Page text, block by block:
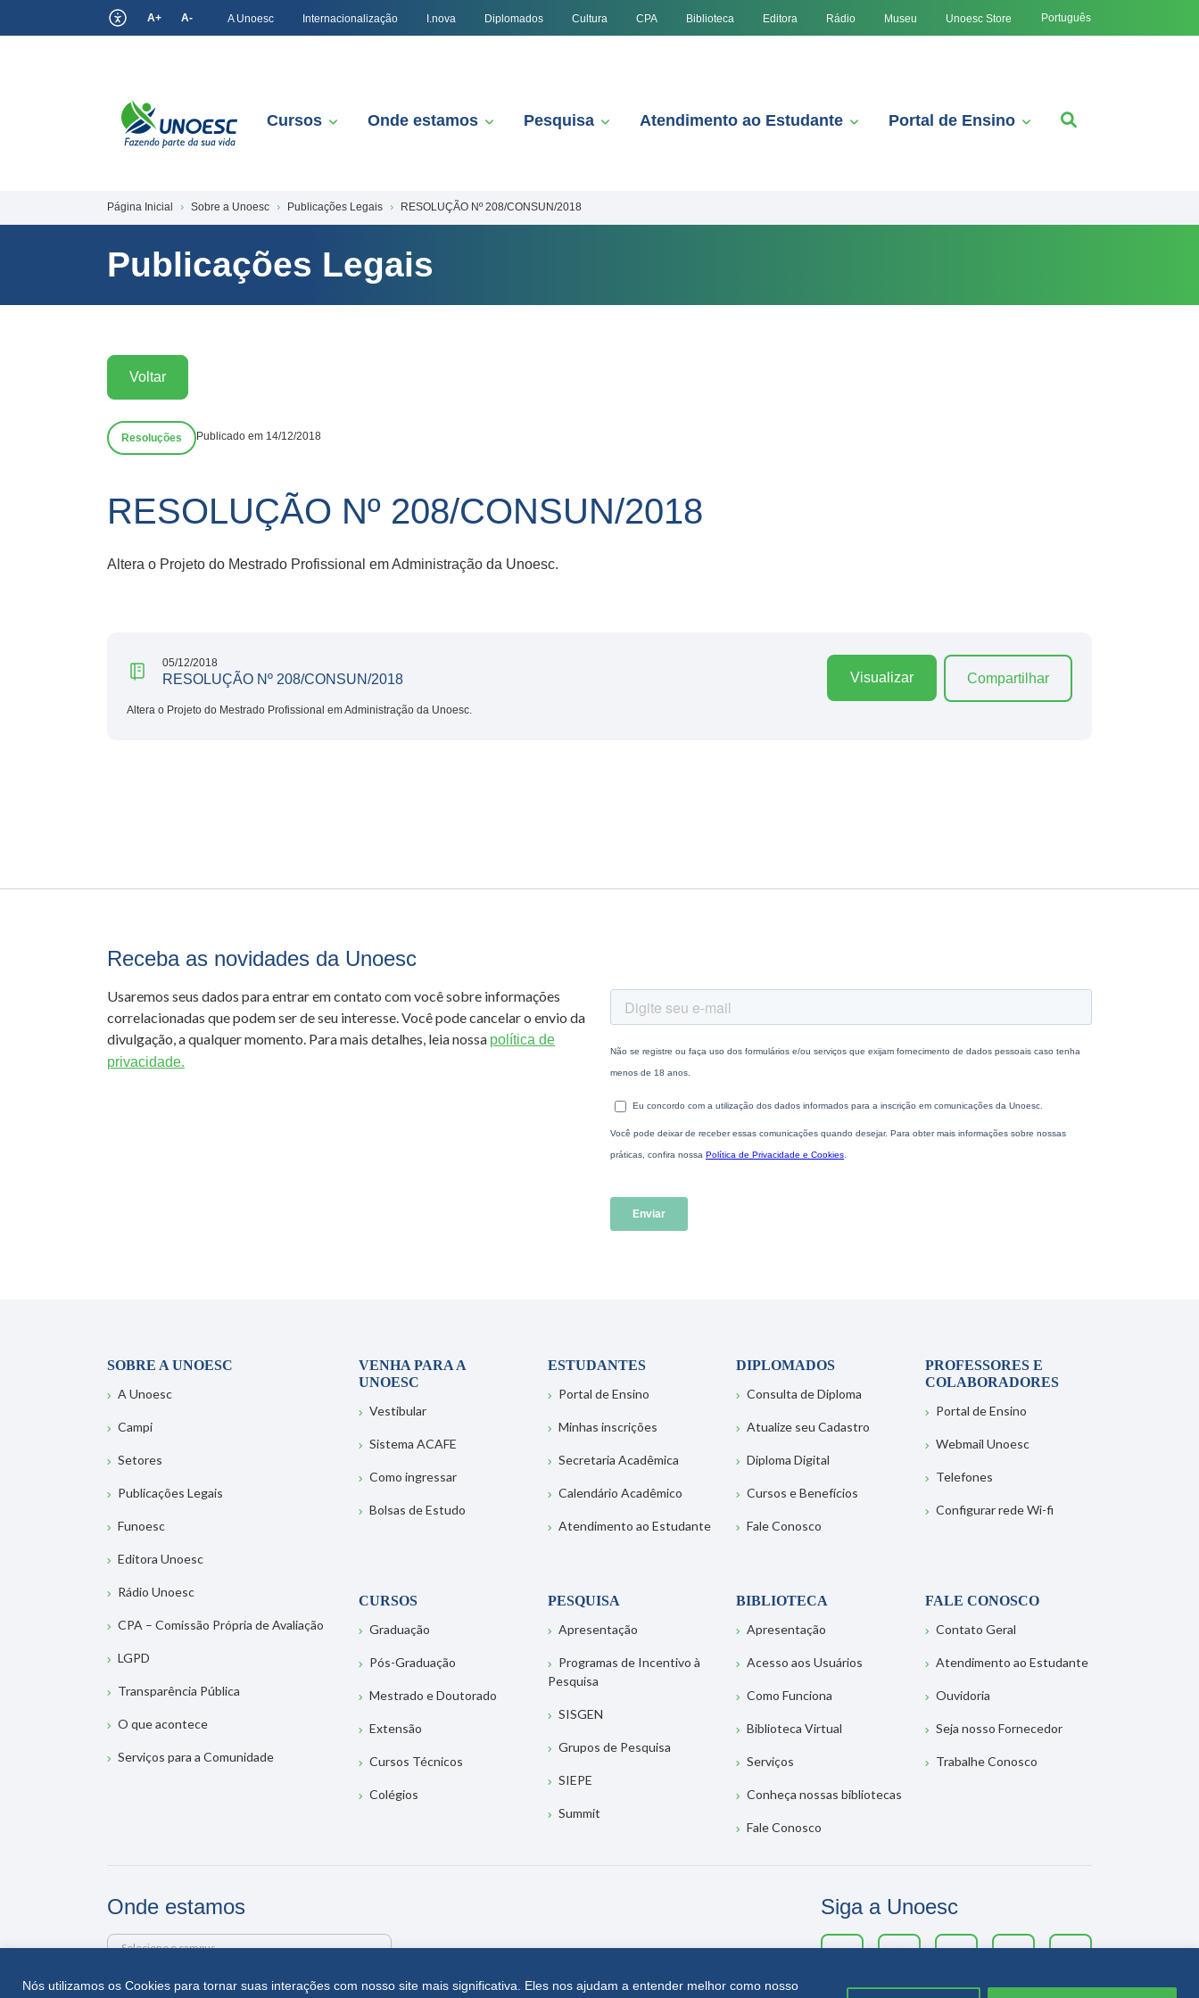
Nós utilizamos os Cookies para tornar suas interações com nosso site mais significativa. Eles nos ajudam a entender melhor como nosso
A+ A- A Unoesc Internacionalização I.nova Diplomados Cultura CPA Biblioteca Editora Rádio Museu Unoesc Store Português
Cursos Onde estamos Pesquisa Atendimento ao Estudante Portal de Ensino
Página Inicial Sobre a Unoesc Publicações Legais RESOLUÇÃO Nº 208/CONSUN/2018
Publicações Legais
Voltar
Resoluções Publicado em 14/12/2018
RESOLUÇÃO Nº 208/CONSUN/2018
Altera o Projeto do Mestrado Profissional em Administração da Unoesc.
05/12/2018
RESOLUÇÃO Nº 208/CONSUN/2018
Altera o Projeto do Mestrado Profissional em Administração da Unoesc.
Visualizar Compartilhar
Receba as novidades da Unoesc
Usaremos seus dados para entrar em contato com você sobre informações
correlacionadas que podem ser de seu interesse. Você pode cancelar o envio da
divulgação, a qualquer momento. Para mais detalhes, leia nossa política de
privacidade.
SOBRE A UNOESC
A Unoesc
Campi
Setores
Publicações Legais
Funoesc
Editora Unoesc
Rádio Unoesc
CPA – Comissão Própria de Avaliação
LGPD
Transparência Pública
O que acontece
Serviços para a Comunidade
VENHA PARA A
UNOESC
Vestibular
Sistema ACAFE
Como ingressar
Bolsas de Estudo
ESTUDANTES
Portal de Ensino
Minhas inscrições
Secretaria Acadêmica
Calendário Acadêmico
Atendimento ao Estudante
DIPLOMADOS
Consulta de Diploma
Atualize seu Cadastro
Diploma Digital
Cursos e Benefícios
Fale Conosco
PROFESSORES E
COLABORADORES
Portal de Ensino
Webmail Unoesc
Telefones
Configurar rede Wi-fi
CURSOS
Graduação
Pós-Graduação
Mestrado e Doutorado
Extensão
Cursos Técnicos
Colégios
PESQUISA
Apresentação
Programas de Incentivo à
Pesquisa
SISGEN
Grupos de Pesquisa
SIEPE
Summit
BIBLIOTECA
Apresentação
Acesso aos Usuários
Como Funciona
Biblioteca Virtual
Serviços
Conheça nossas bibliotecas
Fale Conosco
FALE CONOSCO
Contato Geral
Atendimento ao Estudante
Ouvidoria
Seja nosso Fornecedor
Trabalhe Conosco
Onde estamos
Selecione o campus
Siga a Unoesc